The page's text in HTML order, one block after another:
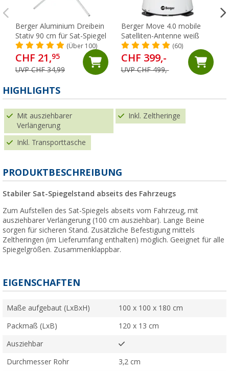
Berger Aluminium Dreibein
Stativ 90 cm für Sat-Spiegel
(Über 100)
CHF 21,95
UVP CHF 34,99
Berger Move 4.0 mobile
Satelliten-Antenne weiß
(60)
CHF 399,-
UVP CHF 499,-
HIGHLIGHTS
Mit ausziehbarer
Verlängerung
Inkl. Zeltheringe
Inkl. Transporttasche
PRODUKTBESCHREIBUNG
Stabiler Sat-Spiegelstand abseits des Fahrzeugs
Zum Aufstellen des Sat-Spiegels abseits vom Fahrzeug, mit
ausziehbarer Verlängerung (100 cm ausziehbar). Lange Beine
sorgen für sicheren Stand. Zusätzliche Befestigung mittels
Zeltheringen (im Lieferumfang enthalten) möglich. Geeignet für alle
Spiegelgrößen. Zusammenklappbar.
EIGENSCHAFTEN
Maße aufgebaut (LxBxH) 100 x 100 x 180 cm
Packmaß (LxB) 120 x 13 cm
Ausziehbar
Durchmesser Rohr 3,2 cm